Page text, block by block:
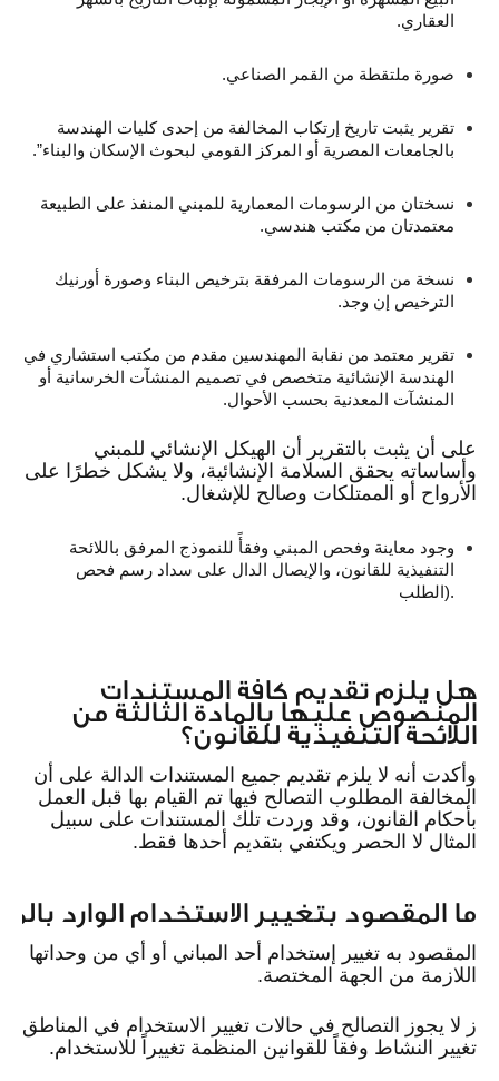
العقاري.
صورة ملتقطة من القمر الصناعي.
تقرير يثبت تاريخ إرتكاب المخالفة من إحدى كليات الهندسة
بالجامعات المصرية أو المركز القومي لبحوث الإسكان والبناء”.
نسختان من الرسومات المعمارية للمبني المنفذ على الطبيعة
معتمدتان من مكتب هندسي.
نسخة من الرسومات المرفقة بترخيص البناء وصورة أورنيك
الترخيص إن وجد.
تقرير معتمد من نقابة المهندسين مقدم من مكتب استشاري في
الهندسة الإنشائية متخصص في تصميم المنشآت الخرسانية أو
المنشآت المعدنية بحسب الأحوال.
على أن يثبت بالتقرير أن الهيكل الإنشائي للمبني
وأساساته يحقق السلامة الإنشائية، ولا يشكل خطرًا على
الأرواح أو الممتلكات وصالح للإشغال.
وجود معاينة وفحص المبني وفقأً للنموذج المرفق باللائحة
التنفيذية للقانون، والإيصال الدال على سداد رسم فحص
الطلب).
هل يلزم تقديم كافة المستندات
المنصوص عليها بالمادة الثالثة من
اللائحة التنفيذية للقانون؟
و أكدت أنه لا يلزم تقديم جميع المستندات الدالة على أن
المخالفة المطلوب التصالح فيها تم القيام بها قبل العمل
بأحكام القانون، وقد وردت تلك المستندات على سبيل
المثال لا الحصر ويكتفي بتقديم أحدها فقط.
ما المقصود بتغيير الاستخدام الوارد
المقصود به تغيير إستخدام أحد المباني أو أي من
اللازمة من الجهة المختصة.
ز لا يجوز التصالح في حالات تغيير الاستخدام في المناطق
تغيير النشاط وفقاً للقوانين المنظمة تغييراً للاستخدام.